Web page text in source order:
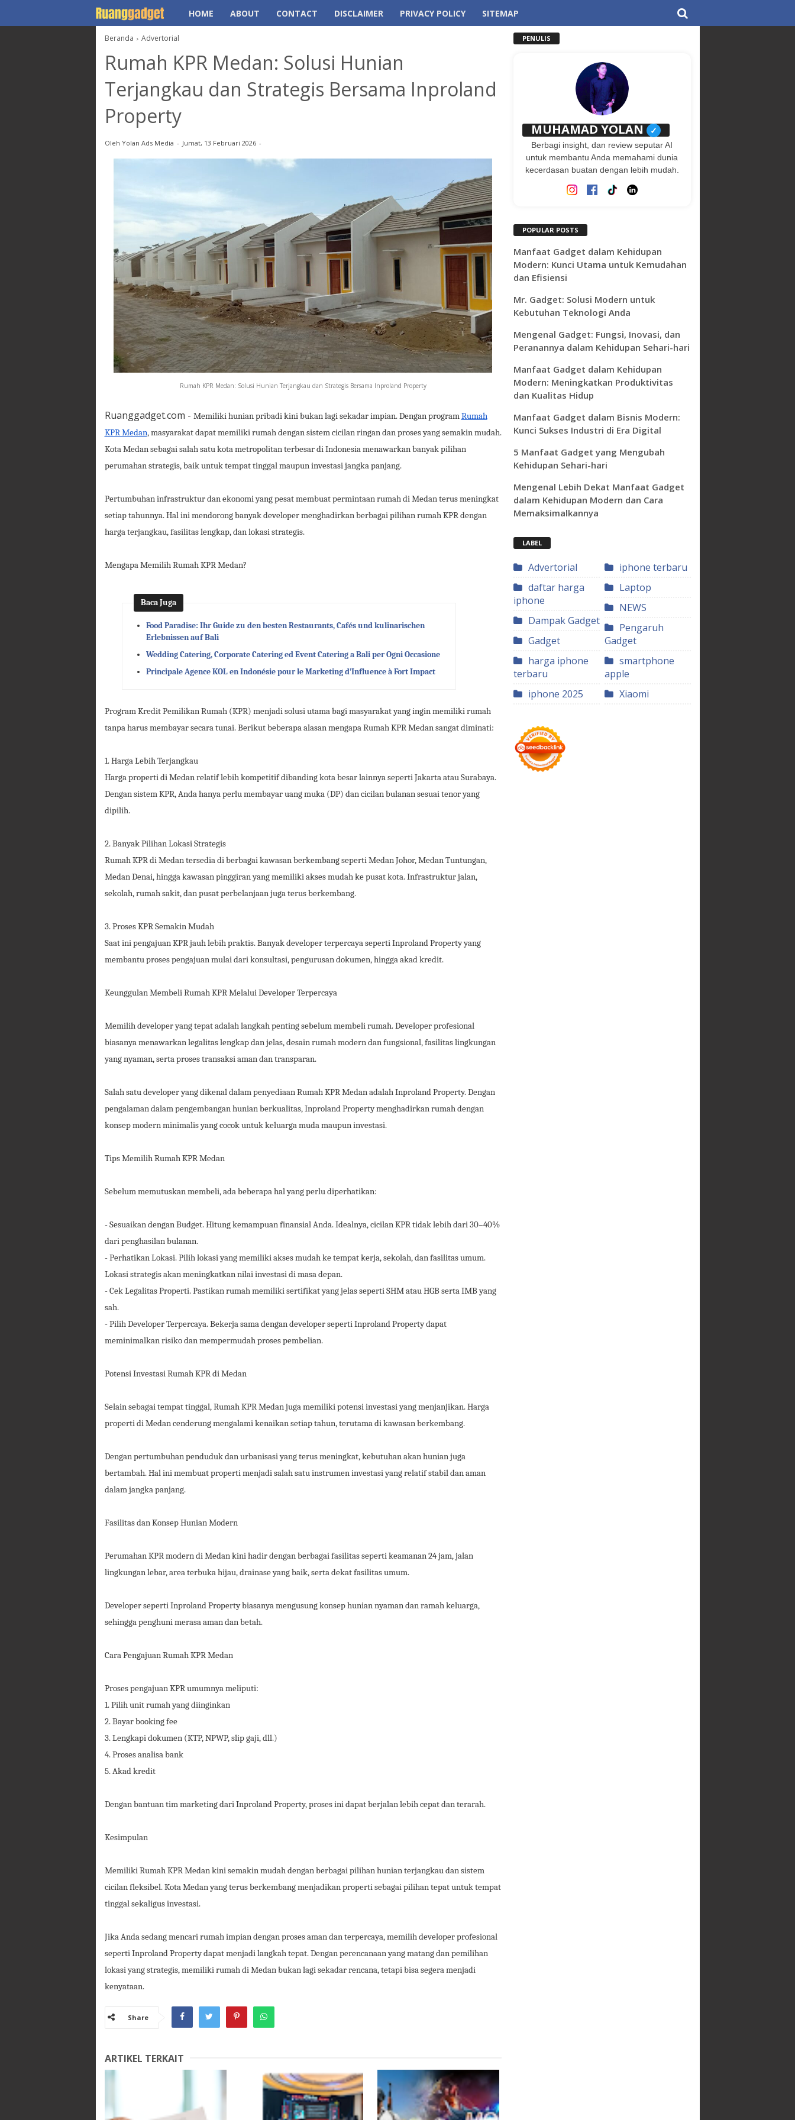
HOME ABOUT CONTACT DISCLAIMER PRIVACY POLICY SITEMAP
Beranda Advertorial
Rumah KPR Medan: Solusi Hunian
Terjangkau dan Strategis Bersama Inproland
Property
Oleh Yolan Ads Media Jumat, 13 Februari 2026
Rumah KPR Medan: Solusi Hunian Terjangkau dan Strategis Bersama Inproland Property
Ruanggadget.com - Memiliki hunian pribadi kini bukan lagi sekadar impian. Dengan programRumah
KPR Medan, masyarakat dapat memiliki rumah dengan sistem cicilan ringan dan proses yang semakin mudah.
Kota Medan sebagai salah satu kota metropolitan terbesar di Indonesia menawarkan banyak pilihan
perumahan strategis, baik untuk tempat tinggal maupun investasi jangka panjang.
Pertumbuhan infrastruktur dan ekonomi yang pesat membuat permintaan rumah di Medan terus meningkat
setiap tahunnya. Hal ini mendorong banyak developer menghadirkan berbagai pilihan rumah KPR dengan
harga terjangkau, fasilitas lengkap, dan lokasi strategis.
Mengapa Memilih Rumah KPR Medan?
Baca Juga
Food Paradise: Ihr Guide zu den besten Restaurants, Cafés und kulinarischen
Erlebnissen auf Bali
Wedding Catering, Corporate Catering ed Event Catering a Bali per Ogni Occasione
Principale Agence KOL en Indonésie pour le Marketing d’Influence à Fort Impact
Program Kredit Pemilikan Rumah (KPR) menjadi solusi utama bagi masyarakat yang ingin memiliki rumah
tanpa harus membayar secara tunai. Berikut beberapa alasan mengapa Rumah KPR Medan sangat diminati:
1. Harga Lebih Terjangkau
Harga properti di Medan relatif lebih kompetitif dibanding kota besar lainnya seperti Jakarta atau Surabaya.
Dengan sistem KPR, Anda hanya perlu membayar uang muka (DP) dan cicilan bulanan sesuai tenor yang
dipilih.
2. Banyak Pilihan Lokasi Strategis
Rumah KPR di Medan tersedia di berbagai kawasan berkembang seperti Medan Johor, Medan Tuntungan,
Medan Denai, hingga kawasan pinggiran yang memiliki akses mudah ke pusat kota. Infrastruktur jalan,
sekolah, rumah sakit, dan pusat perbelanjaan juga terus berkembang.
3. Proses KPR Semakin Mudah
Saat ini pengajuan KPR jauh lebih praktis. Banyak developer terpercaya seperti Inproland Property yang
membantu proses pengajuan mulai dari konsultasi, pengurusan dokumen, hingga akad kredit.
Keunggulan Membeli Rumah KPR Melalui Developer Terpercaya
Memilih developer yang tepat adalah langkah penting sebelum membeli rumah. Developer profesional
biasanya menawarkan legalitas lengkap dan jelas, desain rumah modern dan fungsional, fasilitas lingkungan
yang nyaman, serta proses transaksi aman dan transparan.
Salah satu developer yang dikenal dalam penyediaan Rumah KPR Medan adalah Inproland Property. Dengan
pengalaman dalam pengembangan hunian berkualitas, Inproland Property menghadirkan rumah dengan
konsep modern minimalis yang cocok untuk keluarga muda maupun investasi.
Tips Memilih Rumah KPR Medan
Sebelum memutuskan membeli, ada beberapa hal yang perlu diperhatikan:
- Sesuaikan dengan Budget. Hitung kemampuan finansial Anda. Idealnya, cicilan KPR tidak lebih dari 30–40%
dari penghasilan bulanan.
- Perhatikan Lokasi. Pilih lokasi yang memiliki akses mudah ke tempat kerja, sekolah, dan fasilitas umum.
Lokasi strategis akan meningkatkan nilai investasi di masa depan.
- Cek Legalitas Properti. Pastikan rumah memiliki sertifikat yang jelas seperti SHM atau HGB serta IMB yang
sah.
- Pilih Developer Terpercaya. Bekerja sama dengan developer seperti Inproland Property dapat
meminimalkan risiko dan mempermudah proses pembelian.
Potensi Investasi Rumah KPR di Medan
Selain sebagai tempat tinggal, Rumah KPR Medan juga memiliki potensi investasi yang menjanjikan. Harga
properti di Medan cenderung mengalami kenaikan setiap tahun, terutama di kawasan berkembang.
Dengan pertumbuhan penduduk dan urbanisasi yang terus meningkat, kebutuhan akan hunian juga
bertambah. Hal ini membuat properti menjadi salah satu instrumen investasi yang relatif stabil dan aman
dalam jangka panjang.
Fasilitas dan Konsep Hunian Modern
Perumahan KPR modern di Medan kini hadir dengan berbagai fasilitas seperti keamanan 24 jam, jalan
lingkungan lebar, area terbuka hijau, drainase yang baik, serta dekat fasilitas umum.
Developer seperti Inproland Property biasanya mengusung konsep hunian nyaman dan ramah keluarga,
sehingga penghuni merasa aman dan betah.
Cara Pengajuan Rumah KPR Medan
Proses pengajuan KPR umumnya meliputi:
1. Pilih unit rumah yang diinginkan
2. Bayar booking fee
3. Lengkapi dokumen (KTP, NPWP, slip gaji, dll.)
4. Proses analisa bank
5. Akad kredit
Dengan bantuan tim marketing dari Inproland Property, proses ini dapat berjalan lebih cepat dan terarah.
Kesimpulan
Memiliki Rumah KPR Medan kini semakin mudah dengan berbagai pilihan hunian terjangkau dan sistem
cicilan fleksibel. Kota Medan yang terus berkembang menjadikan properti sebagai pilihan tepat untuk tempat
tinggal sekaligus investasi.
Jika Anda sedang mencari rumah impian dengan proses aman dan terpercaya, memilih developer profesional
seperti Inproland Property dapat menjadi langkah tepat. Dengan perencanaan yang matang dan pemilihan
lokasi yang strategis, memiliki rumah di Medan bukan lagi sekadar rencana, tetapi bisa segera menjadi
kenyataan.
Share
ARTIKEL TERKAIT
PENULIS
MUHAMAD YOLAN ✓
Berbagi insight, dan review seputar AI
untuk membantu Anda memahami dunia
kecerdasan buatan dengan lebih mudah.
POPULAR POSTS
Manfaat Gadget dalam Kehidupan
Modern: Kunci Utama untuk Kemudahan
dan Efisiensi
Mr. Gadget: Solusi Modern untuk
Kebutuhan Teknologi Anda
Mengenal Gadget: Fungsi, Inovasi, dan
Peranannya dalam Kehidupan Sehari-hari
Manfaat Gadget dalam Kehidupan
Modern: Meningkatkan Produktivitas
dan Kualitas Hidup
Manfaat Gadget dalam Bisnis Modern:
Kunci Sukses Industri di Era Digital
5 Manfaat Gadget yang Mengubah
Kehidupan Sehari-hari
Mengenal Lebih Dekat Manfaat Gadget
dalam Kehidupan Modern dan Cara
Memaksimalkannya
LABEL
Advertorial
daftar harga
iphone
Dampak Gadget
Gadget
harga iphone
terbaru
iphone 2025
iphone terbaru
Laptop
NEWS
Pengaruh
Gadget
smartphone
apple
Xiaomi